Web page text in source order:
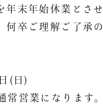
末年始休業とさ
卒ご理解ご了承
(日)
営業になります。